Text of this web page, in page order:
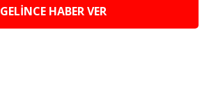
GELİNCE HABER VER